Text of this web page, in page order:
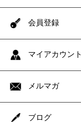
会員登録
マイアカウント
メルマガ
ブログ